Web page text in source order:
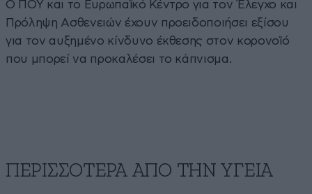
Ο ΠΟΥ και το Ευρωπαϊκό Κέντρο για τον Έλεγχο και
Πρόληψη Ασθενειών έχουν προειδοποιήσει εξίσου
για τον αυξημένο κίνδυνο έκθεσης στον κορονοϊό
που μπορεί να προκαλέσει το κάπνισμα.
ΠΕΡΙΣΣΟΤΕΡΑ ΑΠΟ ΤΗΝ ΥΓΕΙΑ